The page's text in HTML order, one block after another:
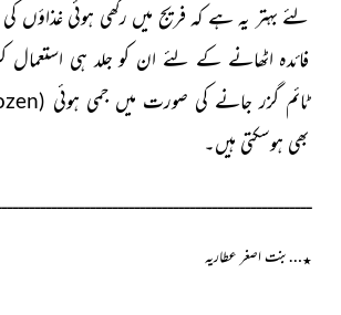
لئے بہتر یہ ہے کہ فریج میں رکھی ہوئی غذاؤں
فائدہ اٹھانے کے لئے ان کو جلد ہی استعمال
ٹائم گزر جانے کی صورت میں جمی ہوئی (
بھی ہوسکتی ہیں۔
٭…بنت اصغر عطاریہ